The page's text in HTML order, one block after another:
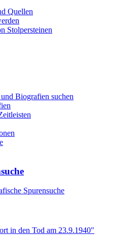
Quellen
Stolpersteinen
Biografien suchen
Spurensuche
in den Tod am 23.9.1940"